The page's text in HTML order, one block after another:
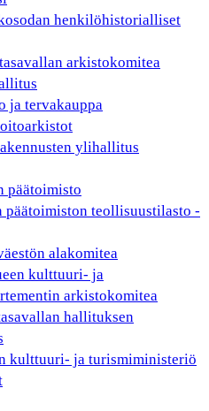
henkilöhistorialliset
arkistokomitea
ja tervakauppa
ylihallitus
päätoimisto
päätoimiston teollisuustilasto -
alakomitea
kulttuuri- ja
arkistokomitea
hallituksen
kulttuuri- ja turismiministeriö